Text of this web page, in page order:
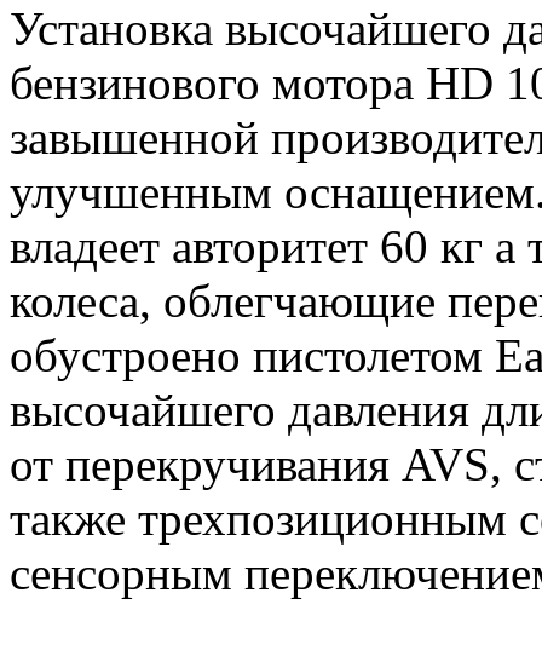
Установка высочайшего
бензинового мотора HD
завышенной
улучшенным
владеет авторитет 60 кг
колеса, облегчающие
обустроено пистолетом
высочайшего давления
от перекручивания AVS,
также трехпозиционным
сенсорным